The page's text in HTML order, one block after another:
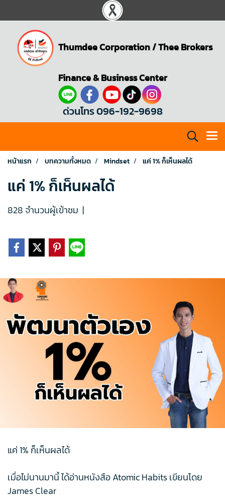
Thumdee Corporation/Thee Brokers
Finance & Business Center
ด่วนโทร 096-192-9698
หน้าแรก บทความทั้งหมด Mindset แค่ 1% ก็เห็นผลได้
แค่ 1% ก็เห็นผลได้
828 จำนวนผู้เข้าชม |
แค่ 1% ก็เห็นผลได้
เมื่อไม่นานมานี้ ได้อ่านหนังสือ Atomic Habits เขียนโดย
James Clear